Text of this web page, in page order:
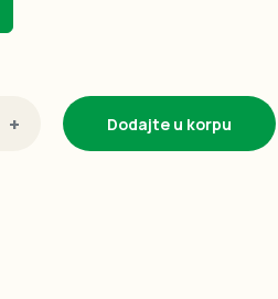
+ Dodajte u korpu